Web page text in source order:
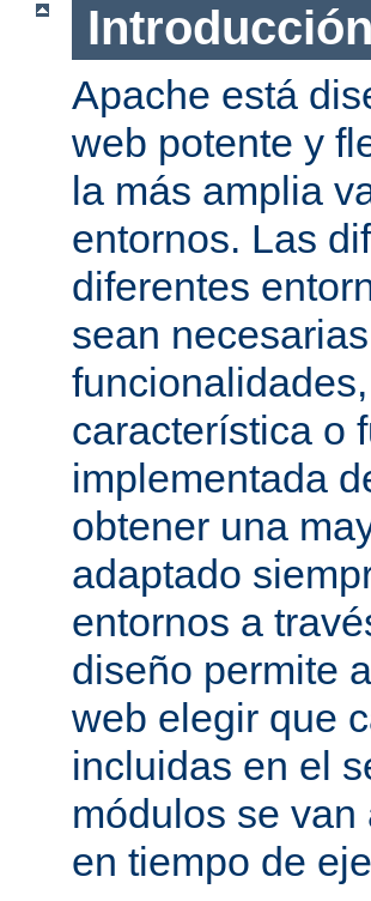
Introducción
Apache está
web potente y
la más amplia
entornos. Las
diferentes
sean
característica o
implementada
obtener una
adaptado
entornos a
diseño permite
web elegir que
incluidas en el
módulos se
en tiempo de